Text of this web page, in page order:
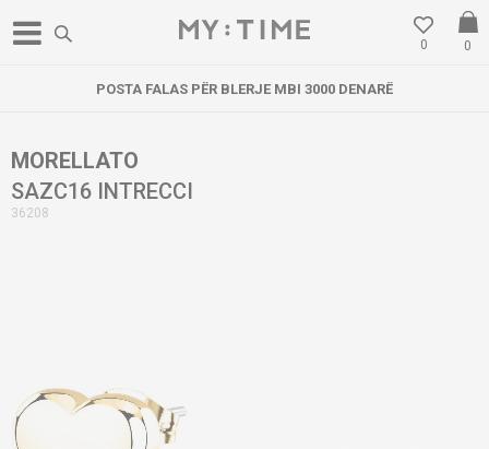
0
0
POSTA FALAS PËR BLERJE MBI 3000 DENARË
MORELLATO
SAZC16 INTRECCI
36208